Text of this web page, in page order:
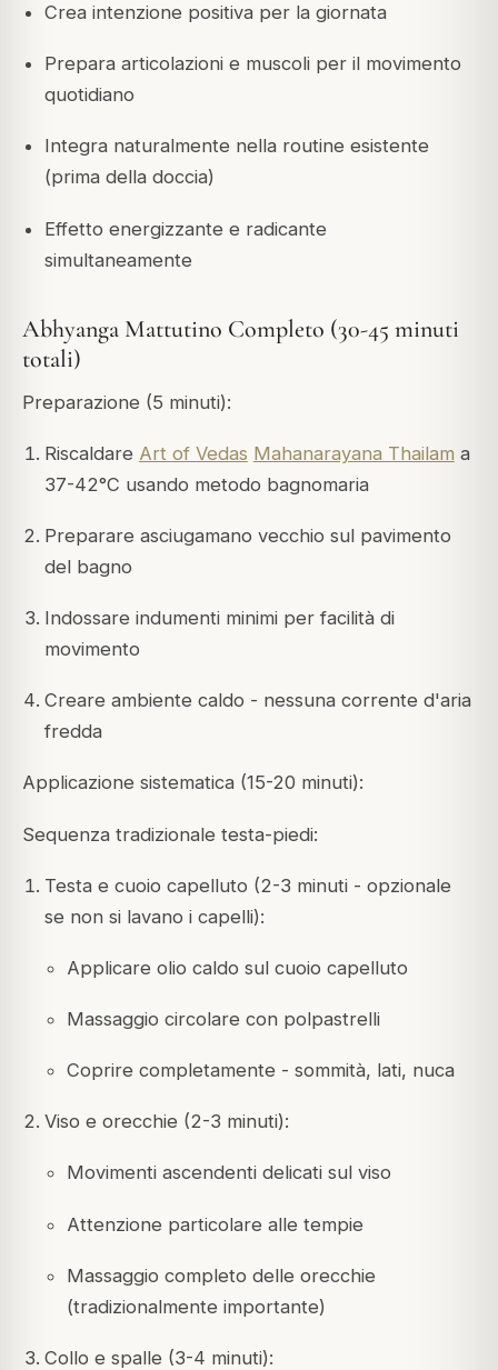
Crea intenzione positiva per la giornata
Prepara articolazioni e muscoli per il movimento
quotidiano
Integra naturalmente nella routine esistente
(prima della doccia)
Effetto energizzante e radicante
simultaneamente
Abhyanga Mattutino Completo (30-45 minuti
totali)
Preparazione (5 minuti):
Riscaldare Art of Vedas Mahanarayana Thailam a
37-42°C usando metodo bagnomaria
Preparare asciugamano vecchio sul pavimento
del bagno
Indossare indumenti minimi per facilità di
movimento
Creare ambiente caldo - nessuna corrente d'aria
fredda
Applicazione sistematica (15-20 minuti):
Sequenza tradizionale testa-piedi:
Testa e cuoio capelluto (2-3 minuti - opzionale
se non si lavano i capelli):
Applicare olio caldo sul cuoio capelluto
Massaggio circolare con polpastrelli
Coprire completamente - sommità, lati, nuca
Viso e orecchie (2-3 minuti):
Movimenti ascendenti delicati sul viso
Attenzione particolare alle tempie
Massaggio completo delle orecchie
(tradizionalmente importante)
Collo e spalle (3-4 minuti):